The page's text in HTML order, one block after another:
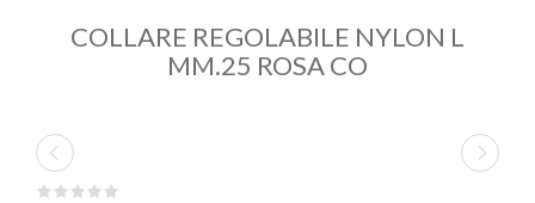
COLLARE REGOLABILE NYLON L
MM.25 ROSA CO